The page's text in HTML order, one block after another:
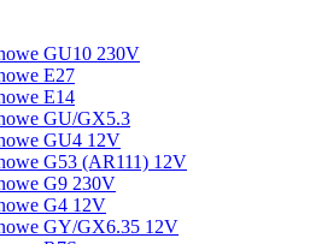
GU10 230V
E27
E14
GU/GX5.3
GU4 12V
G53 (AR111) 12V
G9 230V
G4 12V
GY/GX6.35 12V